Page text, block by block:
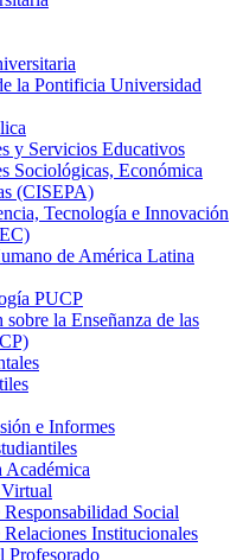
la Pontificia Universidad
y Servicios Educativos
Sociológicas, Económica
(CISEPA)
Tecnología e Innovación
de América Latina
PUCP
la Enseñanza de las
e Informes
Social
Institucionales
Profesorado